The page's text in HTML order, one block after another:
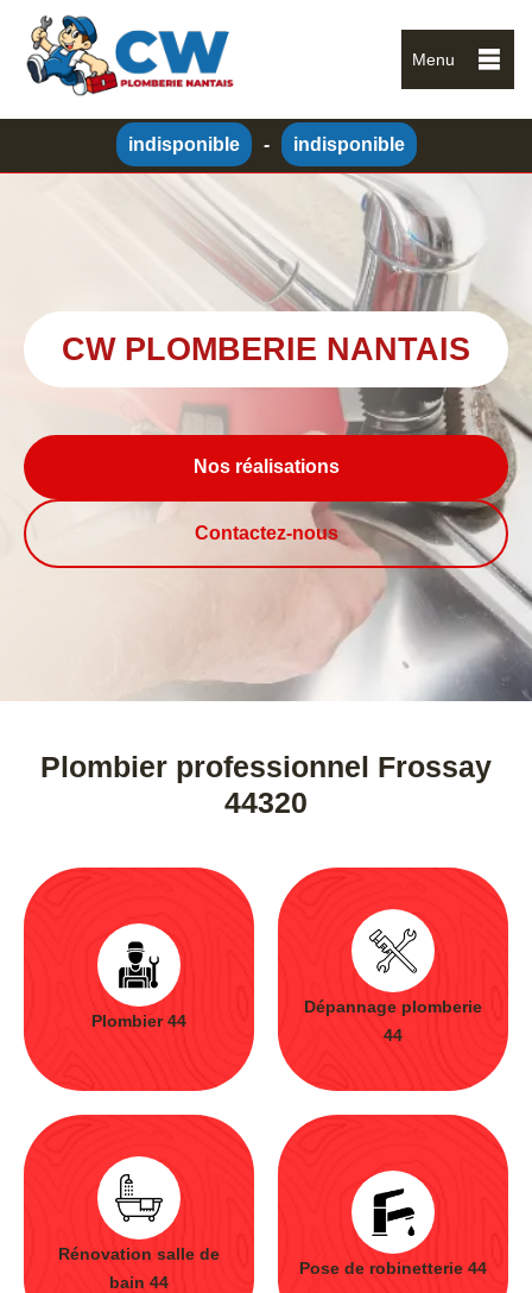
Menu
indisponible - indisponible
CW PLOMBERIE NANTAIS
Nos réalisations
Contactez-nous
Plombier professionnel Frossay
44320
Plombier 44
Dépannage plomberie
44
Rénovation salle de
bain 44
Pose de robinetterie 44